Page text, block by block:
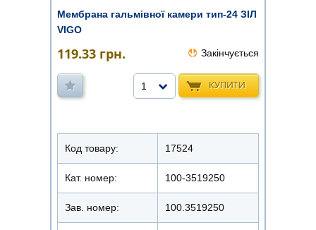
Мембрана гальмівної камери тип-24 ЗІЛ
VIGO
119.33 грн. Закінчується
КУПИТИ
1
Код товару: 17524
Кат. номер: 100-3519250
Зав. номер: 100.3519250